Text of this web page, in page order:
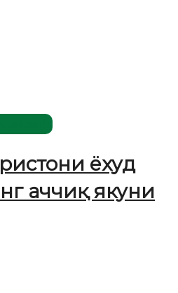
ёхуд
аччиқ якуни